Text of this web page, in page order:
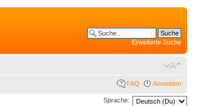
Erweiterte Suche
FAQ Anmelden
Sprache: